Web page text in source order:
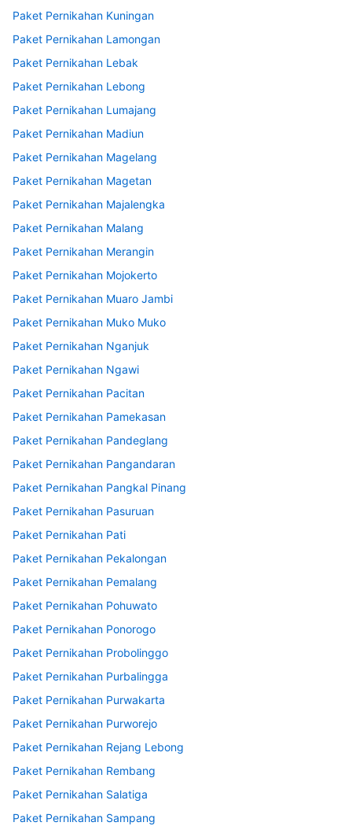
Paket Pernikahan Kuningan
Paket Pernikahan Lamongan
Paket Pernikahan Lebak
Paket Pernikahan Lebong
Paket Pernikahan Lumajang
Paket Pernikahan Madiun
Paket Pernikahan Magelang
Paket Pernikahan Magetan
Paket Pernikahan Majalengka
Paket Pernikahan Malang
Paket Pernikahan Merangin
Paket Pernikahan Mojokerto
Paket Pernikahan Muaro Jambi
Paket Pernikahan Muko Muko
Paket Pernikahan Nganjuk
Paket Pernikahan Ngawi
Paket Pernikahan Pacitan
Paket Pernikahan Pamekasan
Paket Pernikahan Pandeglang
Paket Pernikahan Pangandaran
Paket Pernikahan Pangkal Pinang
Paket Pernikahan Pasuruan
Paket Pernikahan Pati
Paket Pernikahan Pekalongan
Paket Pernikahan Pemalang
Paket Pernikahan Pohuwato
Paket Pernikahan Ponorogo
Paket Pernikahan Probolinggo
Paket Pernikahan Purbalingga
Paket Pernikahan Purwakarta
Paket Pernikahan Purworejo
Paket Pernikahan Rejang Lebong
Paket Pernikahan Rembang
Paket Pernikahan Salatiga
Paket Pernikahan Sampang